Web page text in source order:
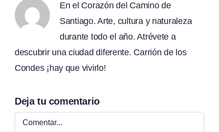
En el Corazón del Camino de
Santiago. Arte, cultura y naturaleza
durante todo el año. Atrévete a
descubrir una ciudad diferente. Carrión de los
Condes ¡hay que vivirlo!
Deja tu comentario
Comentar